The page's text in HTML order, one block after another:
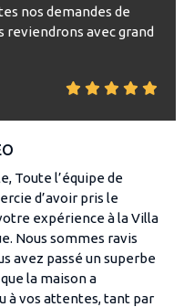
nos demandes de
reviendrons avec grand
Toute l’équipe de
d’avoir pris le
expérience à la Villa
Nous sommes ravis
avez passé un superbe
la maison a
à vos attentes, tant par